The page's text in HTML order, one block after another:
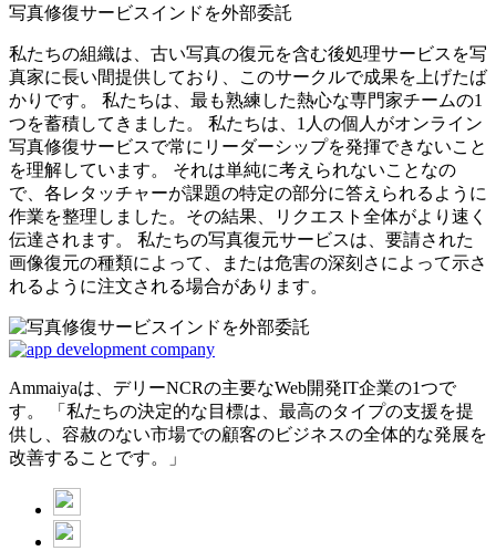
写真修復サービスインドを外部委託
私たちの組織は、古い写真の復元を含む後処理サービスを写
真家に長い間提供しており、このサークルで成果を上げたば
かりです。 私たちは、最も熟練した熱心な専門家チームの1
つを蓄積してきました。 私たちは、1人の個人がオンライン
写真修復サービスで常にリーダーシップを発揮できないこと
を理解しています。 それは単純に考えられないことなの
で、各レタッチャーが課題の特定の部分に答えられるように
作業を整理しました。その結果、リクエスト全体がより速く
伝達されます。 私たちの写真復元サービスは、要請された
画像復元の種類によって、または危害の深刻さによって示さ
れるように注文される場合があります。
Ammaiyaは、デリーNCRの主要なWeb開発IT企業の1つで
す。 「私たちの決定的な目標は、最高のタイプの支援を提
供し、容赦のない市場での顧客のビジネスの全体的な発展を
改善することです。」